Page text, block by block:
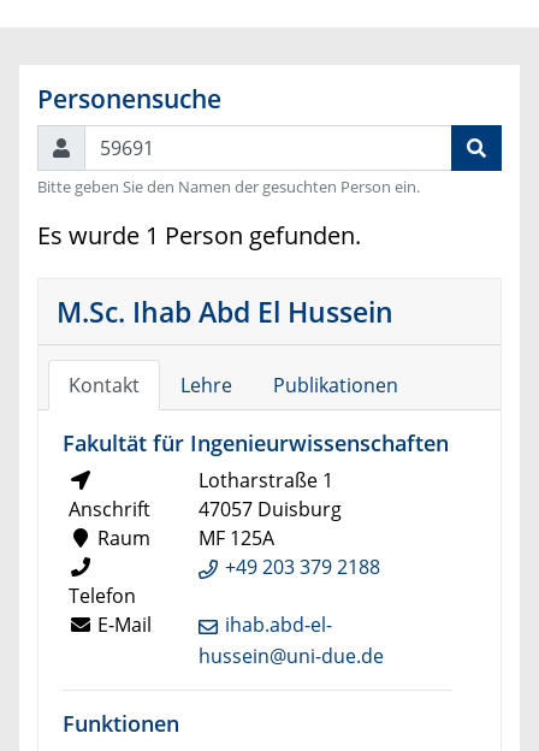
Personensuche
Suchen
Bitte geben Sie den Namen der gesuchten Person ein.
Es wurde 1 Person gefunden.
M.Sc. Ihab Abd El Hussein
Kontakt Lehre Publikationen
Fakultät für Ingenieurwissenschaften
Anschrift
Lotharstraße 1
47057 Duisburg
Raum
MF 125A
Telefon
+49 203 379 2188
E-Mail
ihab.abd-el-
hussein@uni-due.de
Funktionen